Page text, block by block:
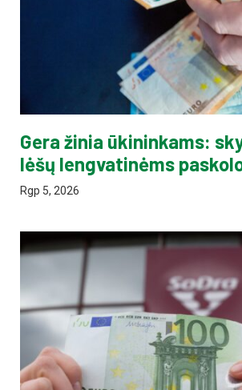
Gera žinia ūkininkams:
lėšų lengvatinėms
Rgp 5, 2026